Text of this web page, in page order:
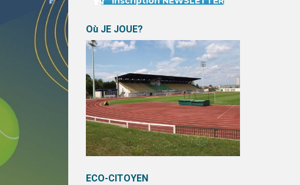
Où JE JOUE?
ECO-CITOYEN